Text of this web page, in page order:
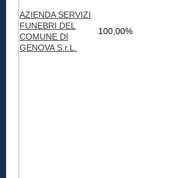
AZIENDA SERVIZI
FUNEBRI DEL
COMUNE DI
GENOVA S.r.L.
100,00%